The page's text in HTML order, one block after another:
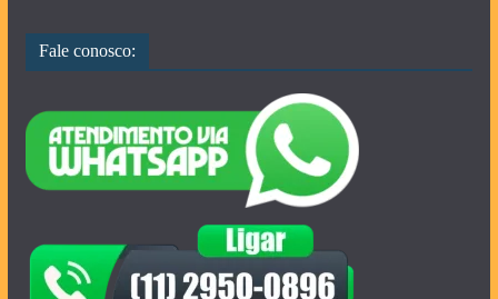
Fale conosco: